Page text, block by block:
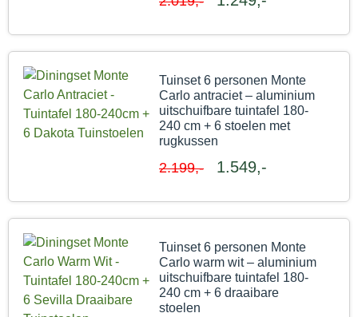
Tuinset 6 personen Monte
Carlo antraciet – aluminium
uitschuifbare tuintafel 180-
240 cm + 6 stoelen met
rugkussen
2.199,- 1.549,-
Tuinset 6 personen Monte
Carlo warm wit – aluminium
uitschuifbare tuintafel 180-
240 cm + 6 draaibare
stoelen